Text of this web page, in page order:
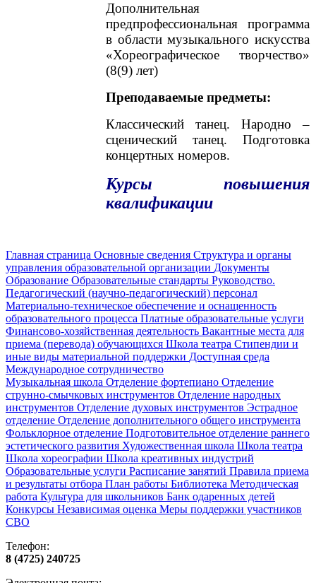
Дополнительная
предпрофессиональная программа
в области музыкального искусства
«Хореографическое творчество»
(8(9) лет)
Преподаваемые предметы:
Классический танец. Народно –
сценический танец. Подготовка
концертных номеров.
Курсы повышения
квалификации
Главная страница Основные сведения Структура и органы
управления образовательной организации Документы
Образование Образовательные стандарты Руководство.
Педагогический (научно-педагогический) персонал
Материально-техническое обеспечение и оснащенность
образовательного процесса Платные образовательные услуги
Финансово-хозяйственная деятельность Вакантные места для
приема (перевода) обучающихся Школа театра Стипендии и
иные виды материальной поддержки Доступная среда
Международное сотрудничество
Музыкальная школа Отделение фортепиано Отделение
струнно-смычковых инструментов Отделение народных
инструментов Отделение духовых инструментов Эстрадное
отделение Отделение дополнительного общего инструмента
Фольклорное отделение Подготовительное отделение раннего
эстетического развития Художественная школа Школа‌‌‌‌ театра
Школа хореографии Школа креативных индустрий
Образовательные услуги Расписание занятий Правила приема
и результаты отбора План работы Библиотека Методическая
работа Культура для школьников Банк одаренных детей
Конкурсы Независимая оценка Меры поддержки участников
СВО
Телефон:
8 (4725) 240725